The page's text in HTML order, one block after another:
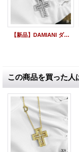
【新品】DAMIANI ダミアーニ ベルエポック S ダイヤモンドネックレス K18WG ホワイトゴールド 20073457
この商品を買った人